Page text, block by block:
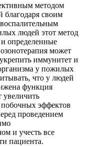
методом
благодаря своим
людей этот метод
и определенные
может
иммунитет и
у пожилых
что у людей
функция
увеличить
побочных эффектов
проведением
и учесть все
пациента.